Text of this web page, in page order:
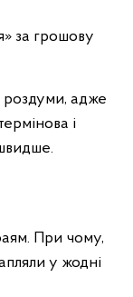
за грошову
адже
і
При чому,
у жодні